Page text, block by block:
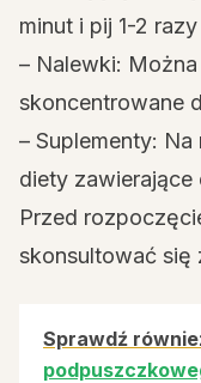
minut i pij 1-2
– Nalewki:
skoncentrowane
– Suplementy:
diety zawierające
Przed
skonsultować się
Sprawdź